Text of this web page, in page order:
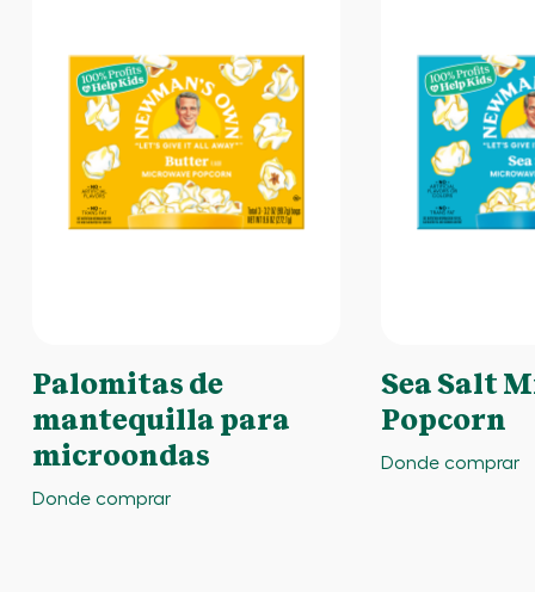
Palomitas de
mantequilla para
microondas
Donde comprar
Sea Salt
Popcorn
Donde comprar